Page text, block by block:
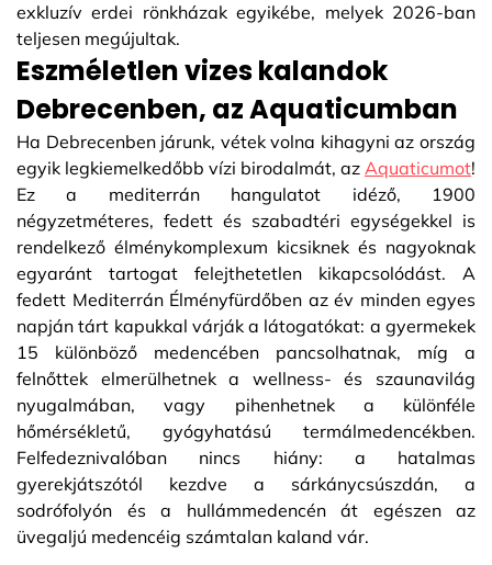
exkluzív erdei rönkházak egyikébe, melyek 2026-ban
teljesen megújultak.
Eszméletlen vizes kalandok
Debrecenben, az Aquaticumban
Ha Debrecenben járunk, vétek volna kihagyni az ország
egyik legkiemelkedőbb vízi birodalmát, az Aquaticumot!
Ez a mediterrán hangulatot idéző, 1900
négyzetméteres, fedett és szabadtéri egységekkel is
rendelkező élménykomplexum kicsiknek és nagyoknak
egyaránt tartogat felejthetetlen kikapcsolódást. A
fedett Mediterrán Élményfürdőben az év minden egyes
napján tárt kapukkal várják a látogatókat: a gyermekek
15 különböző medencében pancsolhatnak, míg a
felnőttek elmerülhetnek a wellness- és szaunavilág
nyugalmában, vagy pihenhetnek a különféle
hőmérsékletű, gyógyhatású termálmedencékben.
Felfedeznivalóban nincs hiány: a hatalmas
gyerekjátszótól kezdve a sárkánycsúszdán, a
sodrófolyón és a hullámmedencén át egészen az
üvegaljú medencéig számtalan kaland vár.